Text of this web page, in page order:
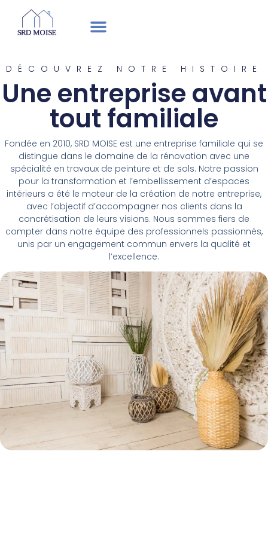
DÉCOUVREZ NOTRE HISTOIRE
Une entreprise avant
tout familiale
Fondée en 2010, SRD MOISE est une entreprise familiale qui se
distingue dans le domaine de la rénovation avec une
spécialité en travaux de peinture et de sols. Notre passion
pour la transformation et l’embellissement d’espaces
intérieurs a été le moteur de la création de notre entreprise,
avec l’objectif d’accompagner nos clients dans la
concrétisation de leurs visions. Nous sommes fiers de
compter dans notre équipe des professionnels passionnés,
unis par un engagement commun envers la qualité et
l’excellence.